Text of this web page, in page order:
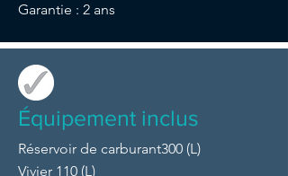
Garantie : 2 ans
Équipement inclus
Réservoir de carburant300 (L)
Vivier 110 (L)